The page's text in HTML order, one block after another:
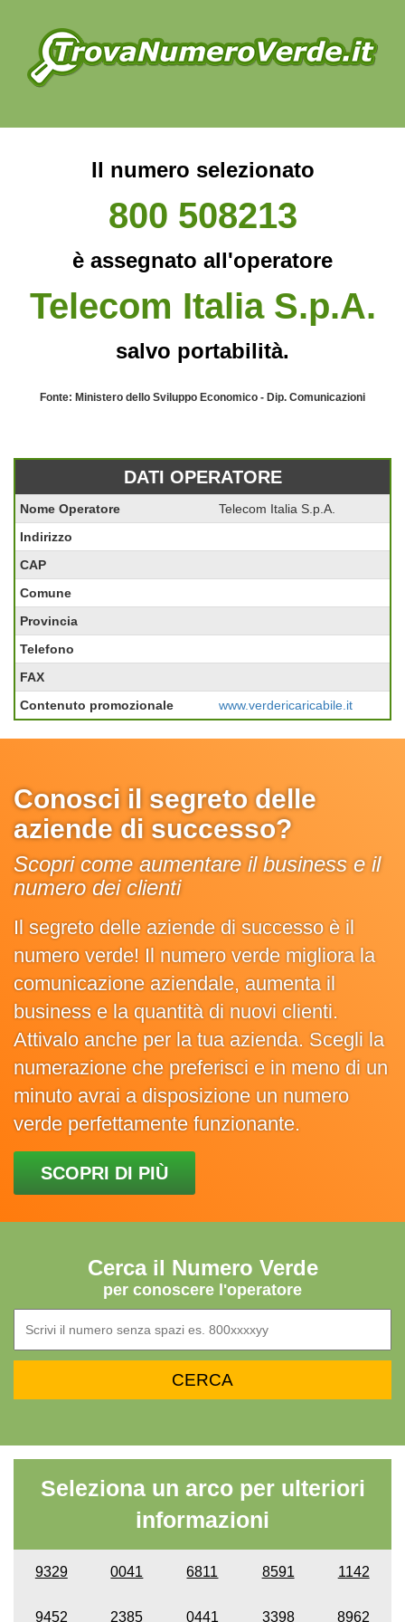
Il numero selezionato
800 508213
è assegnato all'operatore
Telecom Italia S.p.A.
salvo portabilità.
Fonte: Ministero dello Sviluppo Economico - Dip. Comunicazioni
DATI OPERATORE
Nome Operatore
Telecom Italia S.p.A.
Indirizzo
CAP
Comune
Provincia
Telefono
FAX
Contenuto promozionale
www.verdericaricabile.it
Conosci il segreto delle
aziende di successo?
Scopri come aumentare il business e il
numero dei clienti
Il segreto delle aziende di successo è il
numero verde! Il numero verde migliora la
comunicazione aziendale, aumenta il
business e la quantità di nuovi clienti.
Attivalo anche per la tua azienda. Scegli la
numerazione che preferisci e in meno di un
minuto avrai a disposizione un numero
verde perfettamente funzionante.
SCOPRI DI PIÙ
Cerca il Numero Verde
per conoscere l'operatore
Seleziona un arco per ulteriori
informazioni
9329 0041 6811 8591 1142
9452 2385 0441 3398 8962